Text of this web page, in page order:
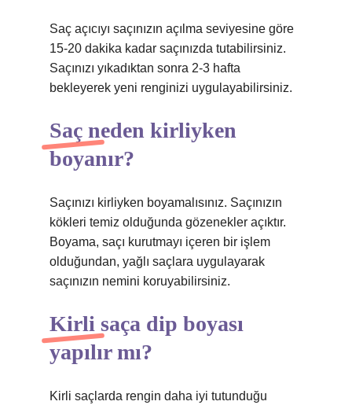
Saç açıcıyı saçınızın açılma seviyesine göre
15-20 dakika kadar saçınızda tutabilirsiniz.
Saçınızı yıkadıktan sonra 2-3 hafta
bekleyerek yeni renginizi uygulayabilirsiniz.
Saç neden kirliyken
boyanır?
Saçınızı kirliyken boyamalısınız. Saçınızın
kökleri temiz olduğunda gözenekler açıktır.
Boyama, saçı kurutmayı içeren bir işlem
olduğundan, yağlı saçlara uygulayarak
saçınızın nemini koruyabilirsiniz.
Kirli saça dip boyası
yapılır mı?
Kirli saçlarda rengin daha iyi tutunduğu